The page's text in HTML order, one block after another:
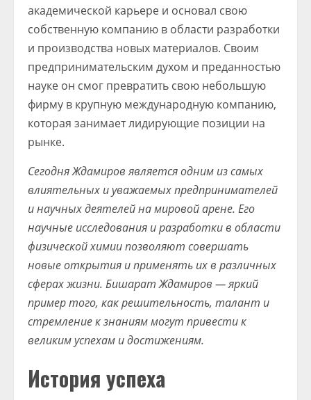
академической карьере и основал свою
собственную компанию в области разработки
и производства новых материалов. Своим
предпринимательским духом и преданностью
науке он смог превратить свою небольшую
фирму в крупную международную компанию,
которая занимает лидирующие позиции на
рынке.
Сегодня Ждамиров является одним из самых
влиятельных и уважаемых предпринимателей
и научных деятелей на мировой арене. Его
научные исследования и разработки в области
физической химии позволяют совершать
новые открытия и применять их в различных
сферах жизни. Бишарат Ждамиров — яркий
пример того, как решительность, талант и
стремление к знаниям могут привести к
великим успехам и достижениям.
История успеха